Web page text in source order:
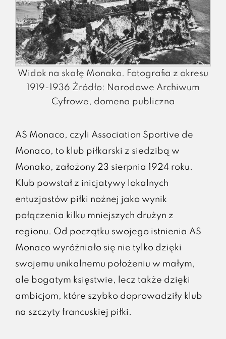
Widok na skałę Monako. Fotografia z okresu
1919-1936 Źródło: Narodowe Archiwum
Cyfrowe, domena publiczna
AS Monaco, czyli Association Sportive de
Monaco, to klub piłkarski z siedzibą w
Monako, założony 23 sierpnia 1924 roku.
Klub powstał z inicjatywy lokalnych
entuzjastów piłki nożnej jako wynik
połączenia kilku mniejszych drużyn z
regionu. Od początku swojego istnienia AS
Monaco wyróżniało się nie tylko dzięki
swojemu unikalnemu położeniu w małym,
ale bogatym księstwie, lecz także dzięki
ambicjom, które szybko doprowadziły klub
na szczyty francuskiej piłki.